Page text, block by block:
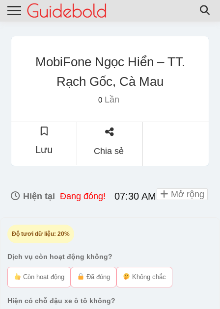
MobiFone Ngọc Hiển – TT.
Rạch Gốc, Cà Mau
0Lần
Lưu Chia sẻ
Hiện tại Đang đóng! 07:30 AM - 06:00 PM
Độ tươi dữ liệu: 20%
Dịch vụ còn hoạt động không?
Còn hoạt động Đã đóng Không chắc
Hiện có chỗ đậu xe ô tô không?
Mở rộng